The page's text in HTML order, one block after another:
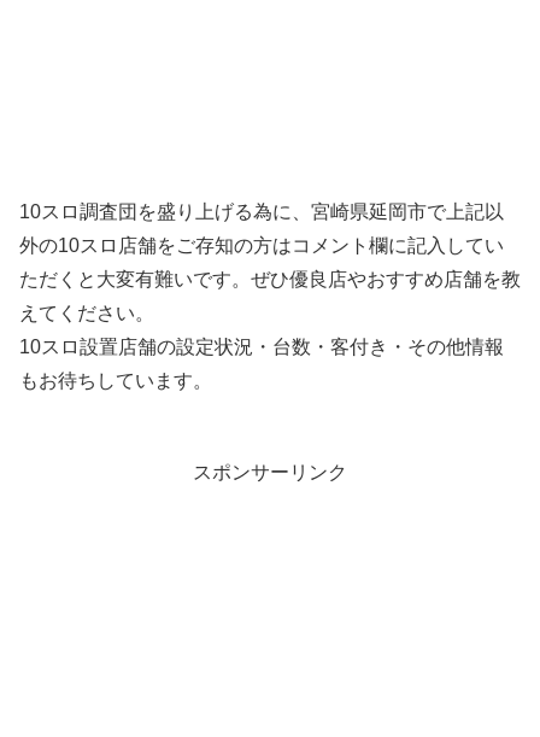
10スロ調査団を盛り上げる為に、宮崎県延岡市で上記以
外の10スロ店舗をご存知の方はコメント欄に記入してい
ただくと大変有難いです。ぜひ優良店やおすすめ店舗を教
えてください。
10スロ設置店舗の設定状況・台数・客付き・その他情報
もお待ちしています。
スポンサーリンク